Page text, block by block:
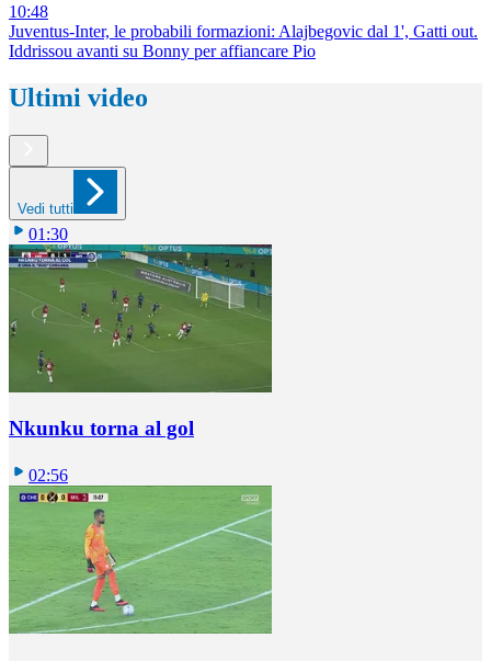
10:48
Juventus-Inter, le probabili formazioni: Alajbegovic dal 1', Gatti out.
Iddrissou avanti su Bonny per affiancare Pio
Ultimi video
Vedi tutti
01:30
Nkunku torna al gol
02:56